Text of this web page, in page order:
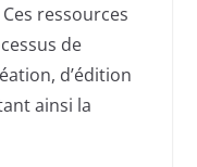
ressources
de
d’édition
ainsi la